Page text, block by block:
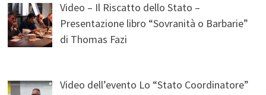
Video – Il Riscatto dello Stato –
Presentazione libro “Sovranità o Barbarie”
di Thomas Fazi
Video dell’evento Lo “Stato Coordinatore”